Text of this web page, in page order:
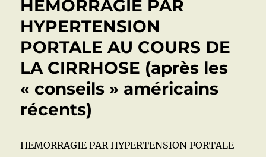
contre-
indications,
complications
HEMORRAGIE PAR
HYPERTENSION
PORTALE AU COURS DE
LA CIRRHOSE (après les
« conseils » américains
récents)
HEMORRAGIE PAR HYPERTENSION PORTALE